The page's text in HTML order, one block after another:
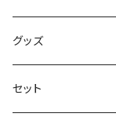
学びの絵本
昭和偏愛シリーズ
熊川哲也アートノベル
グッズ
セット